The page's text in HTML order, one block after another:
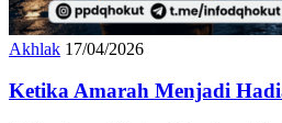
Akhlak 17/04/2026
Ketika Amarah Menjadi